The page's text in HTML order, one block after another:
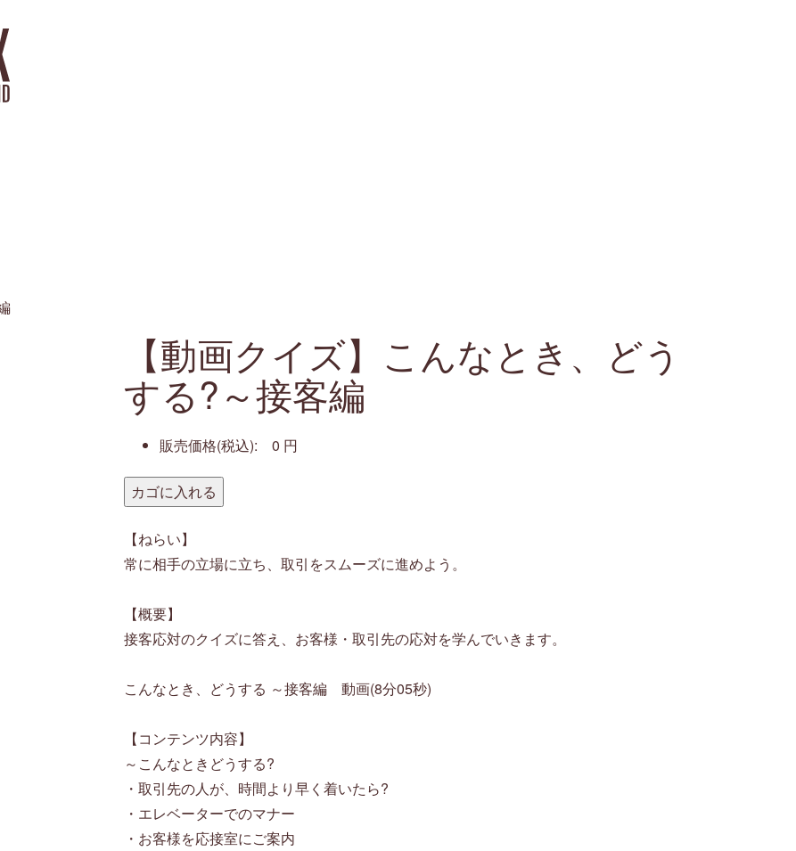
【動画クイズ】こんなとき、どう
する?～接客編
販売価格(税込): 0 円
【ねらい】
常に相手の立場に立ち、取引をスムーズに進めよう。
【概要】
接客応対のクイズに答え、お客様・取引先の応対を学んでいきます。
こんなとき、どうする ～接客編 動画(8分05秒)
【コンテンツ内容】
～こんなときどうする?
・取引先の人が、時間より早く着いたら?
・エレベーターでのマナー
・お客様を応接室にご案内